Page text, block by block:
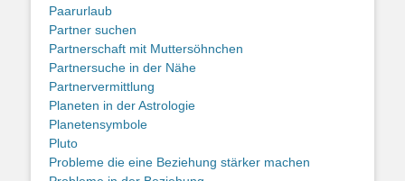
Paarurlaub
Partner suchen
Partnerschaft mit Muttersöhnchen
Partnersuche in der Nähe
Partnervermittlung
Planeten in der Astrologie
Planetensymbole
Pluto
Probleme die eine Beziehung stärker machen